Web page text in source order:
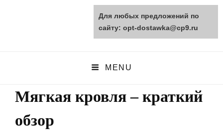
opt-dostawka.ru
MENU
Мягкая кровля – краткий
обзор
Для любых предложений по
сайту: opt-dostawka@cp9.ru